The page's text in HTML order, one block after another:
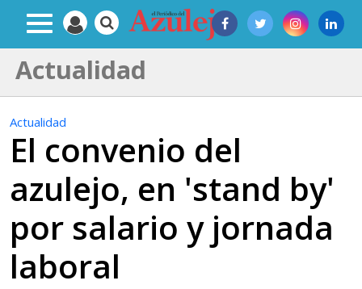
Actualidad
Actualidad
El convenio del
azulejo, en 'stand by'
por salario y jornada
laboral